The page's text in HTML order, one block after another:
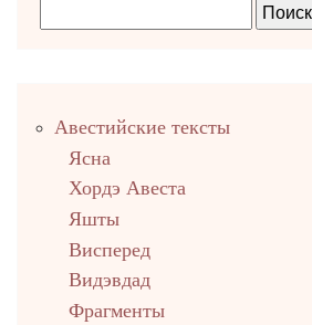
столбец
Авестийские тексты
Ясна
Хордэ Авеста
Яшты
Висперед
Видэвдад
Фрагменты